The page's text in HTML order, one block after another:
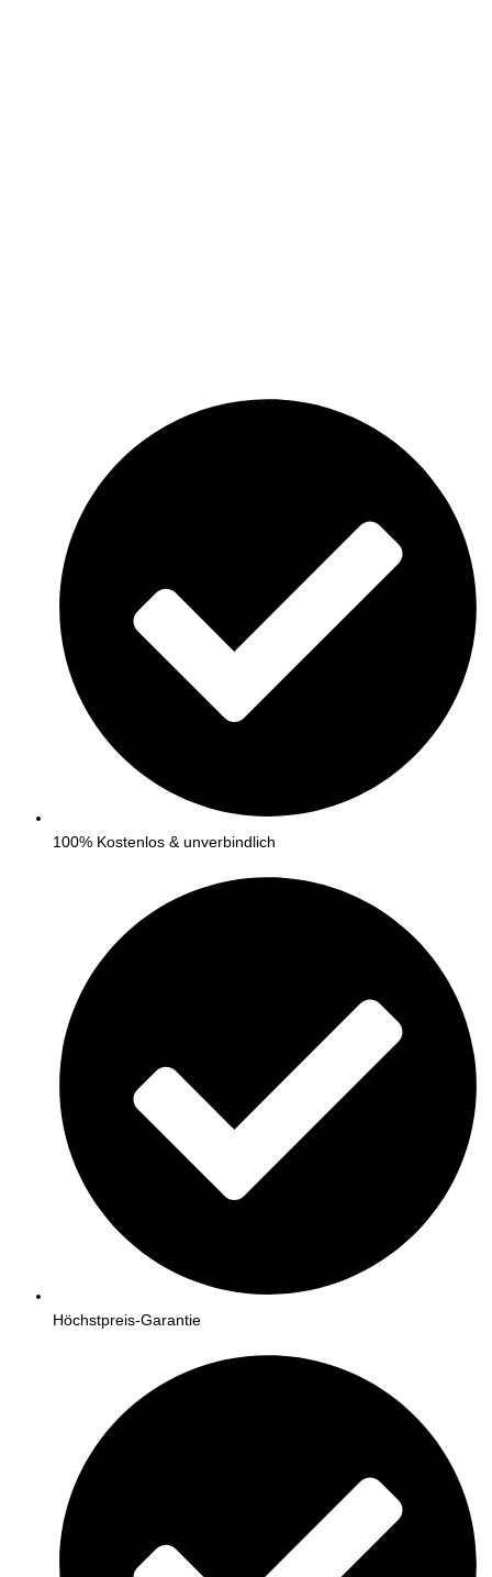
100% Kostenlos & unverbindlich
Höchstpreis-Garantie